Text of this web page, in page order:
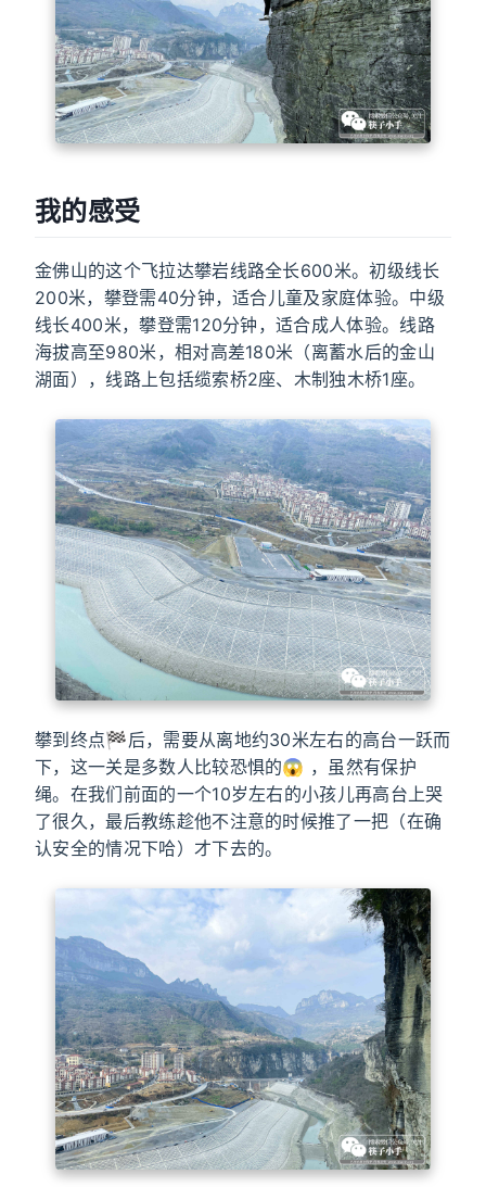
我的感受
金佛山的这个飞拉达攀岩线路全长600米。初级线长
200米，攀登需40分钟，适合儿童及家庭体验。中级
线长400米，攀登需120分钟，适合成人体验。线路
海拔高至980米，相对高差180米（离蓄水后的金山
湖面），线路上包括缆索桥2座、木制独木桥1座。
攀到终点🏁后，需要从离地约30米左右的高台一跃而
下，这一关是多数人比较恐惧的😱 ，虽然有保护
绳。在我们前面的一个10岁左右的小孩儿再高台上哭
了很久，最后教练趁他不注意的时候推了一把（在确
认安全的情况下哈）才下去的。